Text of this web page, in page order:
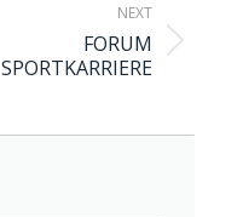
NEXT
FORUM
SPORTKARRIERE